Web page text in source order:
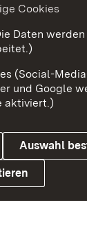
Kontakt
Datenschutz
Cookies
Daten
(Social-
und Google
aktiviert.)
Auswahl